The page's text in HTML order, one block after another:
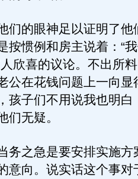
的眼神足以证明了他
按惯例和房主说着：“
欣喜的议论。不出所
公在花钱问题上一向显
孩子们不用说我也明白
们无疑。
之急是要安排实施方
意向。说实话这个事对